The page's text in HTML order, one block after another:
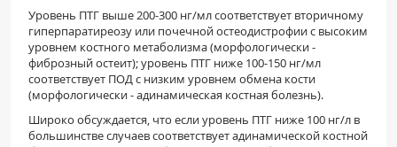
Уровень ПТГ выше 200-300 нг/мл соответствует вторичному
гиперпаратиреозу или почечной остеодистрофии с высоким
уровнем костного метаболизма (морфологически -
фиброзный остеит); уровень ПТГ ниже 100-150 нг/мл
соответствует ПОД с низким уровнем обмена кости
(морфологически - адинамическая костная болезнь).
Широко обсуждается, что если уровень ПТГ ниже 100 нг/л в
большинстве случаев соответствует адинамической костной